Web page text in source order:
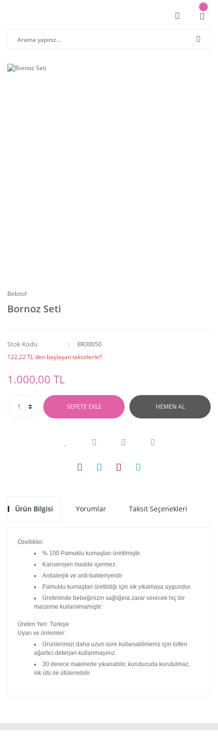
Bebitof
Bornoz Seti
Stok Kodu
BR30050
122,22 TL den başlayan taksitlerle!!
1.000,00 TL
SEPETE EKLE HEMEN AL
Ürün Bilgisi Yorumlar Taksit Seçenekleri
Özellikler:
% 100 Pamuklu kumaştan üretilmiştir.
Kanserojen madde içermez.
Antialerjik ve anti-bakteriyeldir.
Pamuklu kumaştan üretildiği için sık yıkamaya uygundur.
Üretiminde bebeğinizin sağlığına zarar verecek hiç bir
malzeme kullanılmamıştır.
Üretim Yeri: Türkiye
Uyarı ve önlemler:
Ürünlerimizi daha uzun süre kullanabilmeniz için lütfen
ağartıcı deterjan kullanmayınız.
30 derece makinede yıkanabilir, kurutucuda kurutulmaz,
ılık ütü ile ütülenebilir